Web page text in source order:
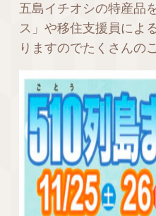
五島イチオシの特産品
ス」や移住支援員によ
りますのでたくさんの